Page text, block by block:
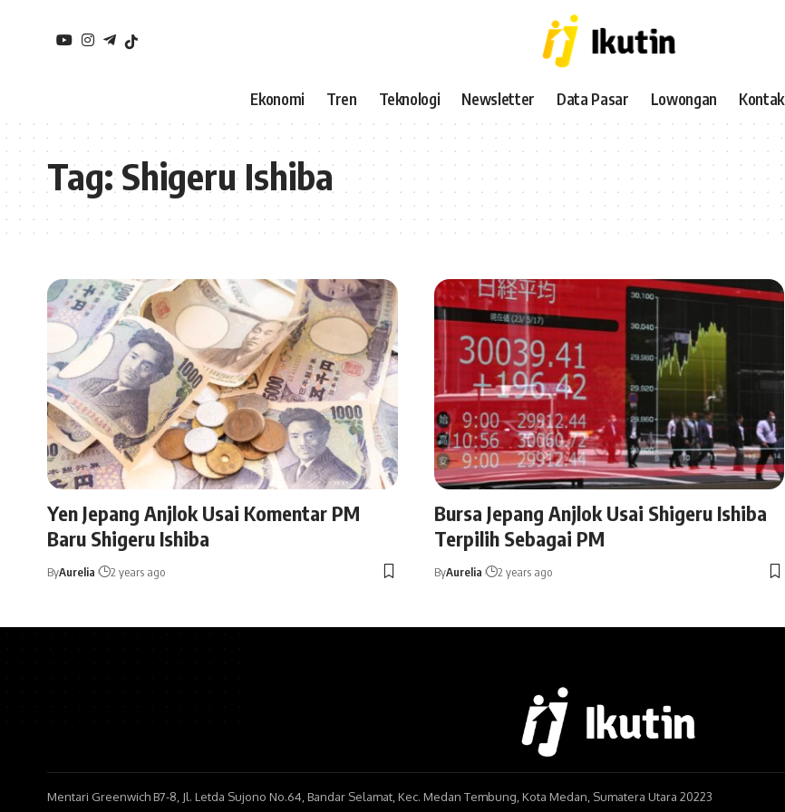
Ekonomi Tren Teknologi Newsletter Data Pasar Lowongan Kontak
Tag:Shigeru Ishiba
Yen Jepang Anjlok Usai Komentar PM
Baru Shigeru Ishiba
ByAurelia 2 years ago
Bursa Jepang Anjlok Usai Shigeru Ishiba
Terpilih Sebagai PM
ByAurelia 2 years ago
Mentari Greenwich B7-8, Jl. Letda Sujono No.64, Bandar Selamat, Kec. Medan Tembung, Kota Medan, Sumatera Utara 20223